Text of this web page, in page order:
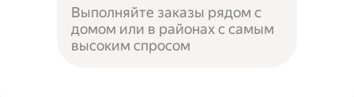
Выполняйте заказы рядом с
домом или в районах с самым
высоким спросом